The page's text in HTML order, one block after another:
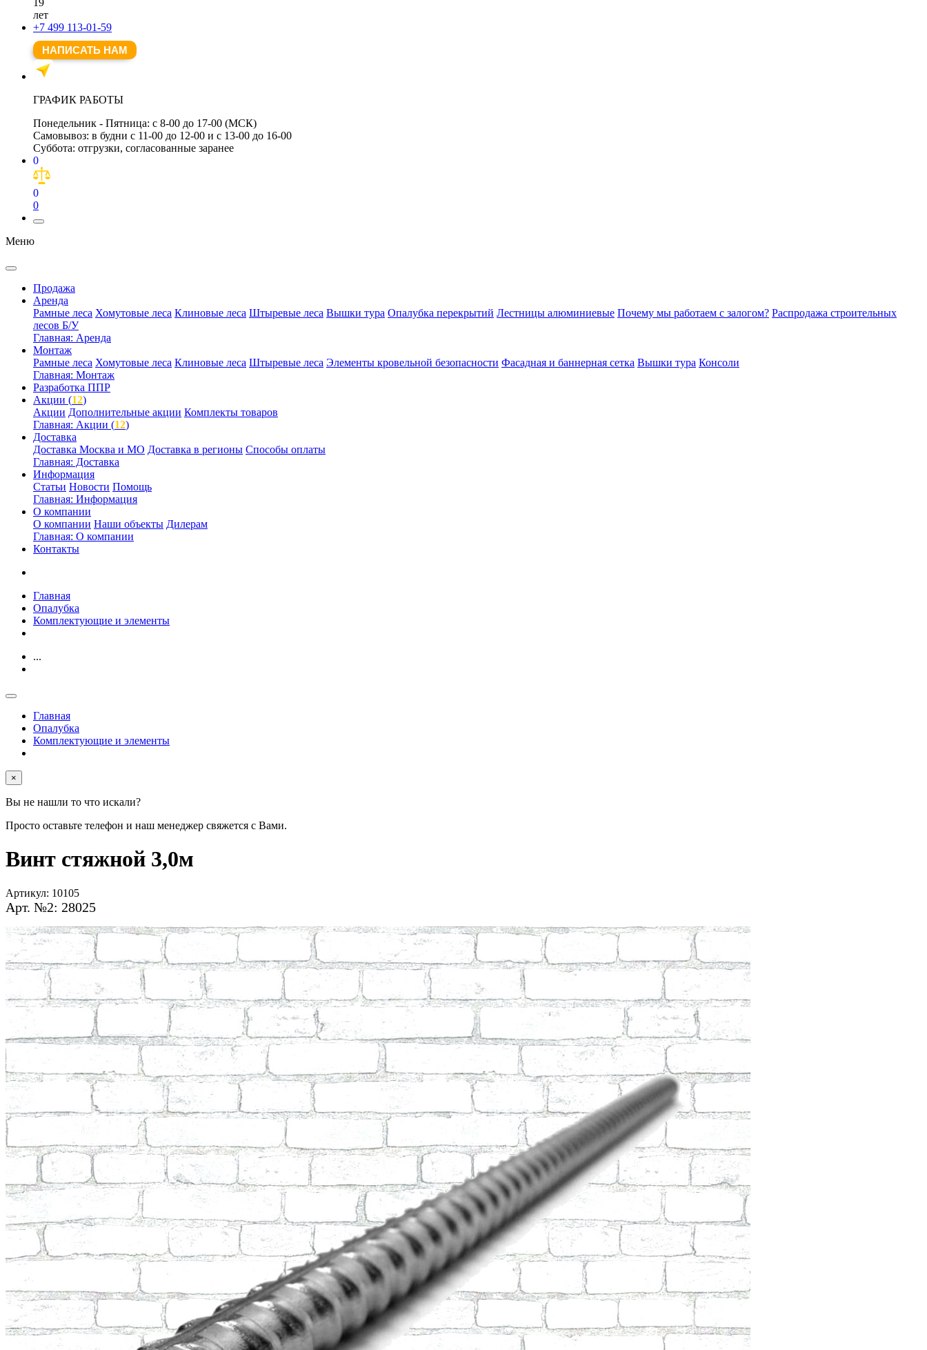
лет
+7 499 113-01-59
НАПИСАТЬ НАМ
ГРАФИК РАБОТЫ
Понедельник - Пятница: с 8-00 до 17-00 (МСК)
Самовывоз: в будни с 11-00 до 12-00 и с 13-00 до 16-00
Суббота: отгрузки, согласованные заранее
0
0
0
Меню
Продажа
Аренда
Рамные леса Хомутовые леса Клиновые леса Штыревые леса Вышки тура Опалубка перекрытий Лестницы алюминиевые Почему мы работаем с залогом? Распродажа строительных
лесов Б/У
Главная: Аренда
Монтаж
Рамные леса Хомутовые леса Клиновые леса Штыревые леса Элементы кровельной безопасности Фасадная и баннерная сетка Вышки тура Консоли
Главная: Монтаж
Разработка ППР
Акции (12)
Акции Дополнительные акции Комплекты товаров
Главная: Акции (12)
Доставка
Доставка Москва и МО Доставка в регионы Способы оплаты
Главная: Доставка
Информация
Статьи Новости Помощь
Главная: Информация
О компании
О компании Наши объекты Дилерам
Главная: О компании
Контакты
Главная
Опалубка
Комплектующие и элементы
...
Главная
Опалубка
Комплектующие и элементы
×
Вы не нашли то что искали?
Просто оставьте телефон и наш менеджер свяжется с Вами.
Винт стяжной 3,0м
Артикул: 10105
Арт. №2: 28025